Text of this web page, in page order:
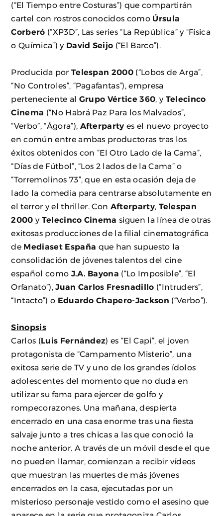
(“El Tiempo entre Costuras”) que compartirán
cartel con rostros conocidos como Úrsula
Corberó (“XP3D”, Las series “La República” y “Física
o Química”) y David Seijo (“El Barco”).
Producida por Telespan 2000 (“Lobos de Arga”,
“No Controles”, “Pagafantas”), empresa
perteneciente al Grupo Vértice 360 , y Telecinco
Cinema (“No Habrá Paz Para los Malvados”,
“Verbo”, “Ágora”), Afterparty es el nuevo proyecto
en común entre ambas productoras tras los
éxitos obtenidos con “El Otro Lado de la Cama”,
“Días de Fútbol”, “Los 2 lados de la Cama” o
“Torremolinos 73”, que en esta ocasión deja de
lado la comedia para centrarse absolutamente en
el terror y el thriller. Con Afterparty, Telespan
2000 y Telecinco Cinema siguen la línea de otras
exitosas producciones de la filial cinematográfica
de Mediaset España que han supuesto la
consolidación de jóvenes talentos del cine
español como J.A. Bayona (“Lo Imposible”, “El
Orfanato”),Juan Carlos Fresnadillo (“Intruders”,
“Intacto”) o Eduardo Chapero-Jackson (“Verbo”).
Sinopsis
Carlos (Luis Fernández) es “El Capi”, el joven
protagonista de “Campamento Misterio”, una
exitosa serie de TV y uno de los grandes ídolos
adolescentes del momento que no duda en
utilizar su fama para ejercer de golfo y
rompecorazones. Una mañana, despierta
encerrado en una casa enorme tras una fiesta
salvaje junto a tres chicas a las que conoció la
noche anterior. A través de un móvil desde el que
no pueden llamar, comienzan a recibir vídeos
que muestran las muertes de más jóvenes
encerrados en la casa, ejecutadas por un
misterioso personaje vestido como el asesino que